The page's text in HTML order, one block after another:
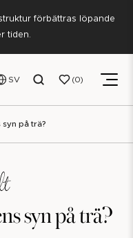
förbättras löpande
tiden.
SV 0
på trä?
syn på trä?